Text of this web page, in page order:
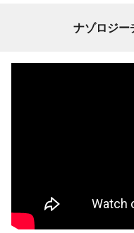
ナゾロジー